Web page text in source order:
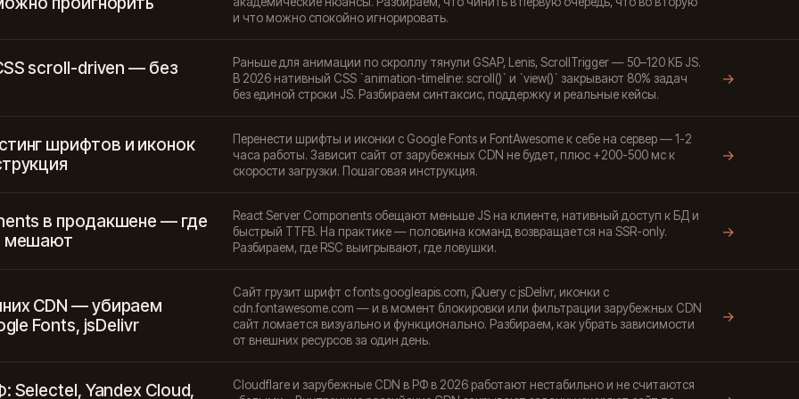
и что можно спокойно игнорировать.
scroll-driven — без
Раньше для анимации по скроллу тянули GSAP, Lenis, ScrollTrigger — 50–120 КБ JS.
В 2026 нативный CSS `animation-timeline: scroll()` и `view()` закрывают 80% задач
без единой строки JS. Разбираем синтаксис, поддержку и реальные кейсы.
→
шрифтов и иконок
Перенести шрифты и иконки с Google Fonts и FontAwesome к себе на сервер — 1-2
часа работы. Зависит сайт от зарубежных CDN не будет, плюс +200-500 мс к
скорости загрузки. Пошаговая инструкция.
→
в продакшене — где
мешают
React Server Components обещают меньше JS на клиенте, нативный доступ к БД и
быстрый TTFB. На практике — половина команд возвращается на SSR-only.
Разбираем, где RSC выигрывают, где ловушки.
→
CDN — убираем
Fonts, jsDelivr
Сайт грузит шрифт с fonts.googleapis.com, jQuery с jsDelivr, иконки с
cdn.fontawesome.com — и в момент блокировки или фильтрации зарубежных CDN
сайт ломается визуально и функционально. Разбираем, как убрать зависимости
от внешних ресурсов за один день.
→
Selectel, Yandex Cloud,
Cloudflare и зарубежные CDN в РФ в 2026 работают нестабильно и не считаются